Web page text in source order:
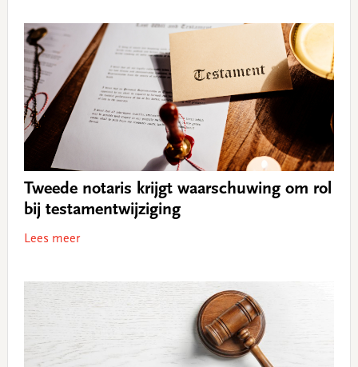
Tweede notaris krijgt waarschuwing om rol
bij testamentwijziging
Lees meer